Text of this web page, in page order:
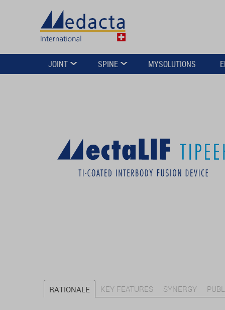
JOINT SPINE MYSOLUTIONS
RATIONALE KEY FEATURES SYNERGY